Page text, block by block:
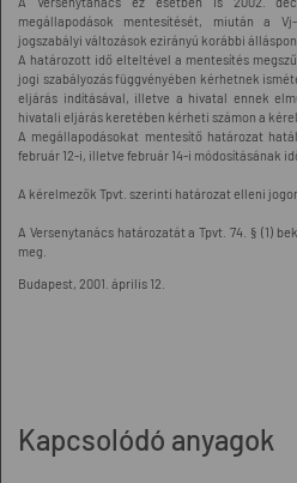
megállapodások mentesítését, miután a
jogszabályi változások ezirányú korábbi
A határozott idő elteltével a mentesítés
jogi szabályozás függvényében kérhetnek
eljárás indításával, illetve a hivatal ennek
hivatali eljárás keretében kérheti számon a
A megállapodásokat mentesítő határozat
február 12-i, illetve február 14-i módosításának
A kérelmezők Tpvt. szerinti határozat elleni
A Versenytanács határozatát a Tpvt. 74. § (1)
meg.
Budapest, 2001. április 12.
Kapcsolódó anyagok